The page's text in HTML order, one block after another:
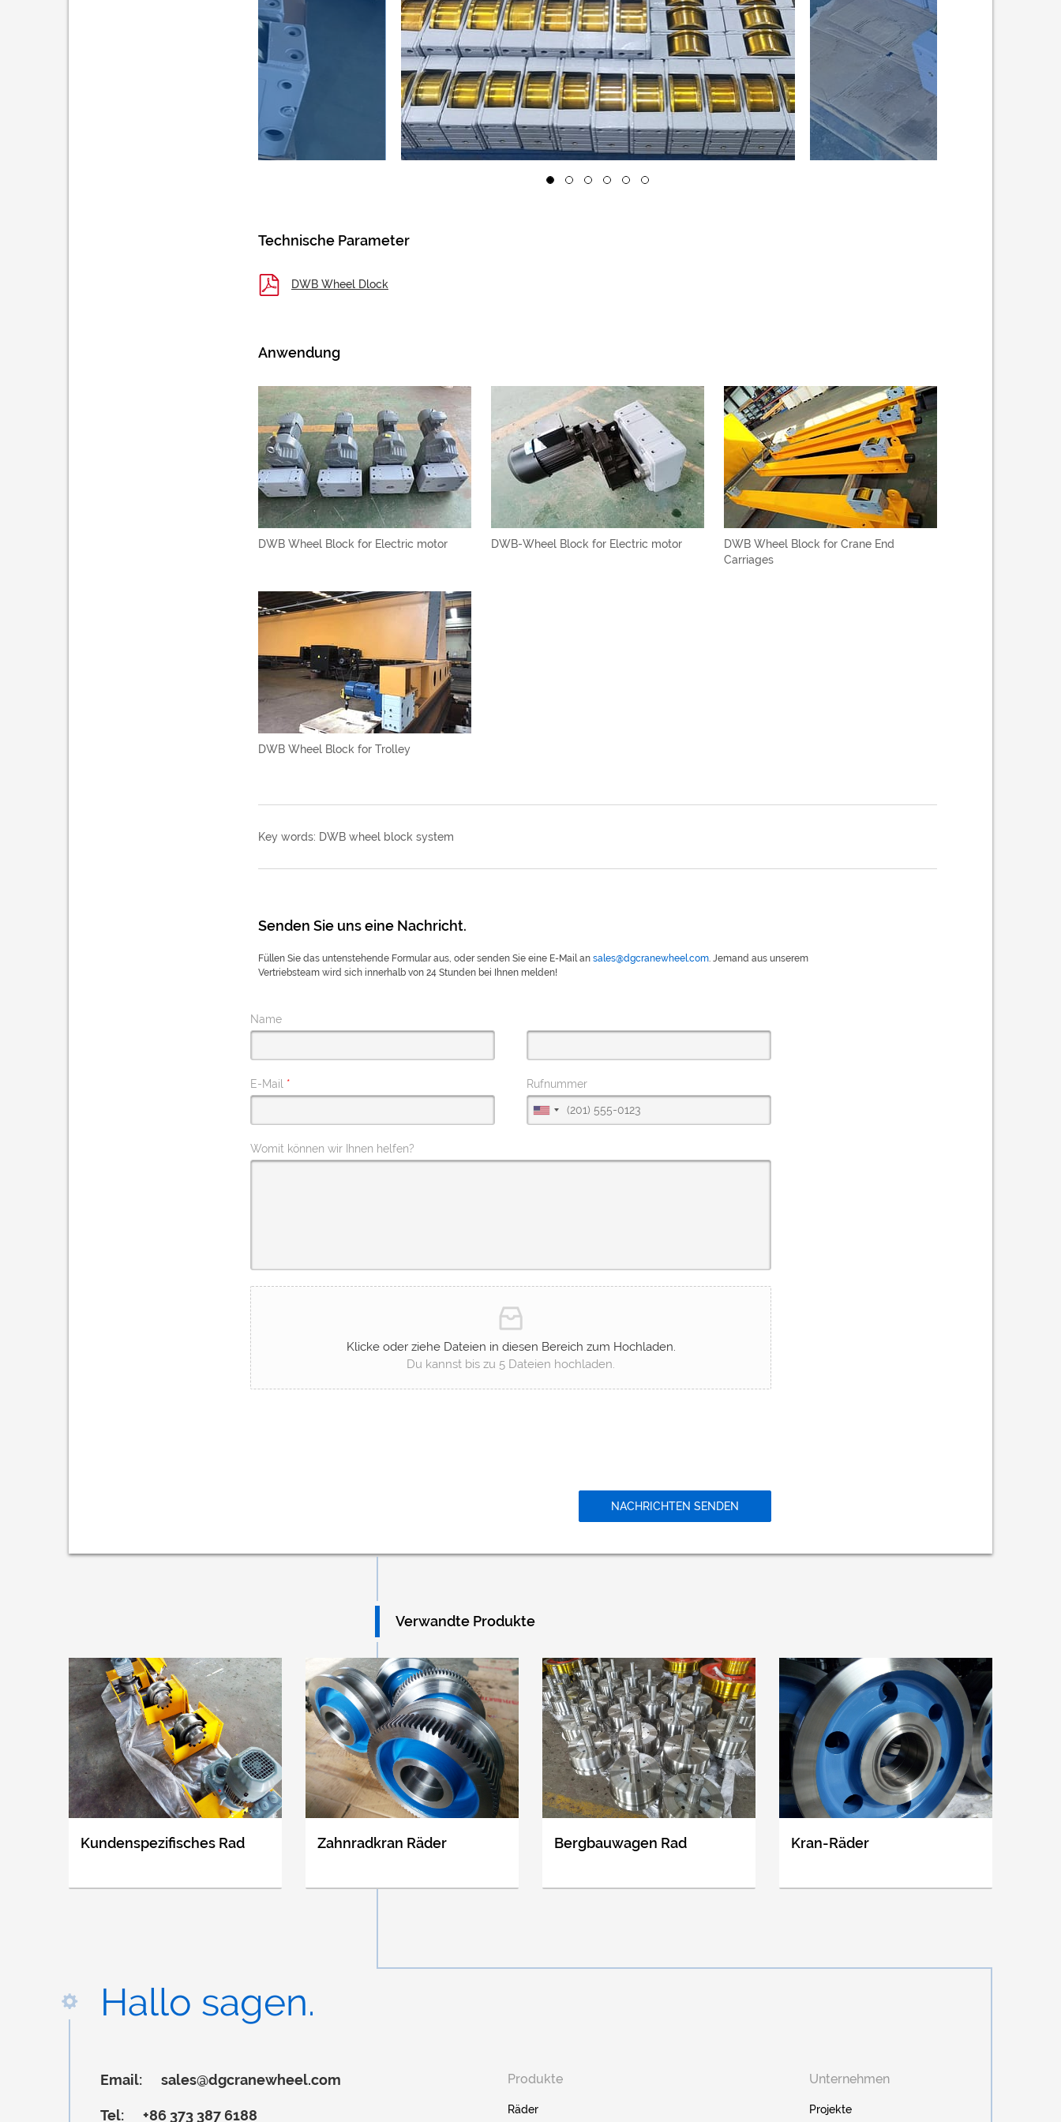
Technische Parameter
DWB Wheel Dlock
Anwendung
DWB Wheel Block for Electric motor DWB-Wheel Block for Electric motor
DWB Wheel Block for Crane End
Carriages
DWB Wheel Block for Trolley
Key words: DWB wheel block system
Senden Sie uns eine Nachricht.
Füllen Sie das untenstehende Formular aus, oder senden Sie eine E-Mail an sales@dgcranewheel.com. Jemand aus unserem
Vertriebsteam wird sich innerhalb von 24 Stunden bei Ihnen melden!
Name
E-Mail * Rufnummer
Womit können wir Ihnen helfen?
Klicke oder ziehe Dateien in diesen Bereich zum Hochladen.
Du kannst bis zu 5 Dateien hochladen.
NACHRICHTEN SENDEN
Verwandte Produkte
Kundenspezifisches Rad Zahnradkran Räder Bergbauwagen Rad Kran-Räder
Hallo sagen.
Email: sales@dgcranewheel.com
Tel: +86 373 387 6188
Produkte
Räder
Unternehmen
Projekte